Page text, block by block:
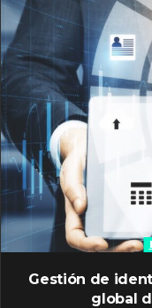
Gestión de
global